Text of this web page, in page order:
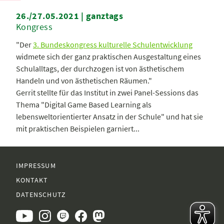
26./27.05.2021 | ganztags
Kongress
"Der3. Bundeskongress kulturelle Schulentwicklung
widmete sich der ganz praktischen Ausgestaltung eines
Schulalltags, der durchzogen ist von ästhetischem
Handeln und von ästhetischen Räumen."
Gerrit stellte für das Institut in zwei Panel-Sessions das
Thema "Digital Game Based Learning als
lebensweltorientierter Ansatz in der Schule" und hat sie
mit praktischen Beispielen garniert...
IMPRESSUM
KONTAKT
DATENSCHUTZ